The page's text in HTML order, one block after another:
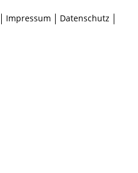
Impressum
Datenschutz